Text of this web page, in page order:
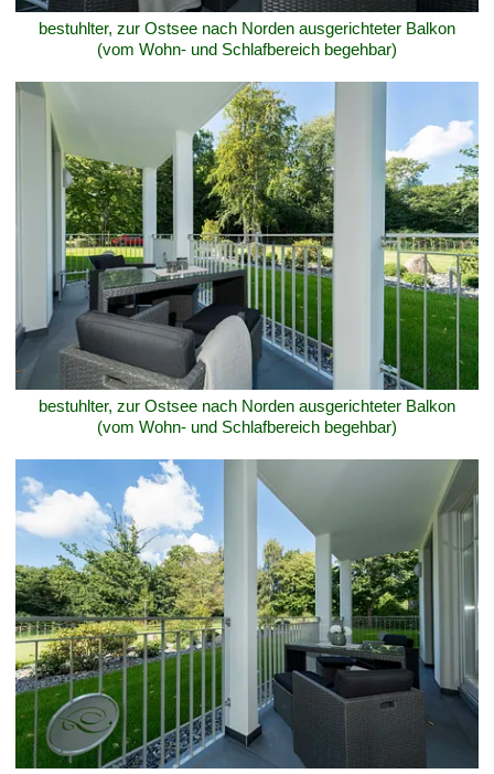
bestuhlter, zur Ostsee nach Norden ausgerichteter Balkon
(vom Wohn- und Schlafbereich begehbar)
bestuhlter, zur Ostsee nach Norden ausgerichteter Balkon
(vom Wohn- und Schlafbereich begehbar)